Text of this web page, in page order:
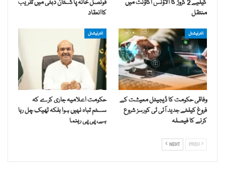
کیلیے 2 کروڑ کا الاؤنس اکاؤنٹ میں
منتقل
قونصل خانہ پاکستان دبئی میں تقریب
کاانعقاد
انٹرنیشنل
وفاقی حکومت کا ڈیجیٹل معیشت کے
فروغ کیلئے جدید آئی ٹی کورسز شروع
کرنے کا فیصلہ
انٹرنیشنل
حکومت اعلامیہ جاری کرے کہ
سسٹم تباہ نہیں ہوا بلکہ ٹھیک چل رہا
ہے، پی پی رہنما
NEXT